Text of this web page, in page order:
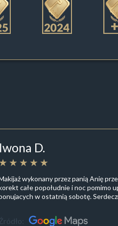
Iwona D.
wykonany przez panią Anię
całe popołudnie i noc pomimo
w ostatnią sobotę.
Źródło: